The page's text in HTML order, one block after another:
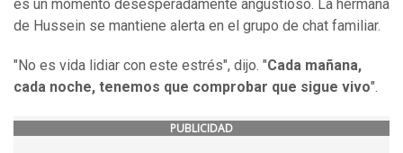
es un momento desesperadamente angustioso. La hermana
de Hussein se mantiene alerta en el grupo de chat familiar.
"No es vida lidiar con este estrés", dijo. "Cada mañana,
cada noche, tenemos que comprobar que sigue vivo".
PUBLICIDAD